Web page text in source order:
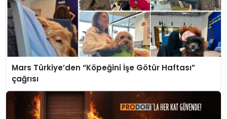
Mars Türkiye’den “Köpeğini İşe Götür Haftası”
çağrısı